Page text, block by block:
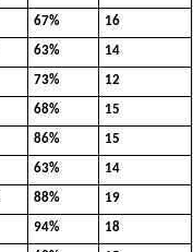
67% 16
63% 14
73% 12
68% 15
86% 15
63% 14
88% 19
94% 18